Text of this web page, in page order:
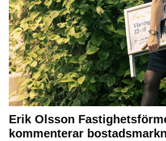
Erik Olsson
kommenterar